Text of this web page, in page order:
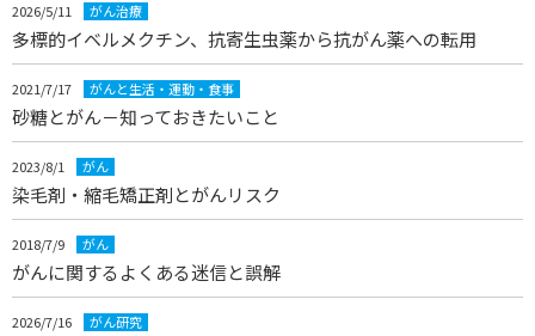
2026/5/11 がん治療
多標的イベルメクチン、抗寄生虫薬から抗がん薬への転用
2021/7/17 がんと生活・運動・食事
砂糖とがん－知っておきたいこと
2023/8/1 がん
染毛剤・縮毛矯正剤とがんリスク
2018/7/9 がん
がんに関するよくある迷信と誤解
2026/7/16 がん研究